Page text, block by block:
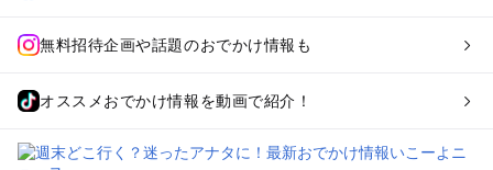
無料招待企画や話題のおでかけ情報も
オススメおでかけ情報を動画で紹介！